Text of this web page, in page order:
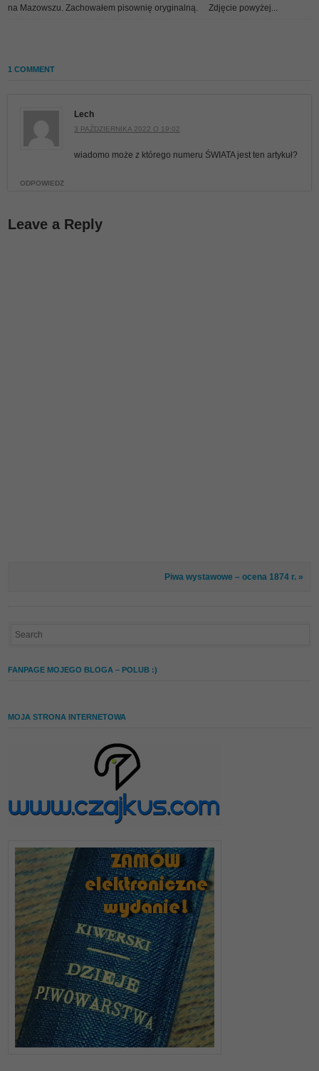
na Mazowszu. Zachowałem pisownię oryginalną. Zdjęcie powyżej...
1 COMMENT
Lech
3 PAŹDZIERNIKA 2022 O 19:02
wiadomo może z którego numeru ŚWIATA jest ten artykuł?
ODPOWIEDZ
Leave a Reply
Piwa wystawowe – ocena 1874 r. »
FANPAGE MOJEGO BLOGA – POLUB :)
MOJA STRONA INTERNETOWA